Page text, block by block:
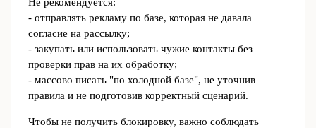
Не рекомендуется:
- отправлять рекламу по базе, которая не давала
согласие на рассылку;
- закупать или использовать чужие контакты без
проверки прав на их обработку;
- массово писать "по холодной базе", не уточнив
правила и не подготовив корректный сценарий.
Чтобы не получить блокировку, важно соблюдать